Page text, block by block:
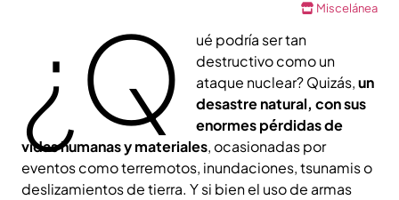
Miscelánea
¿Q
ué podría ser tan
destructivo como un
ataque nuclear? Quizás,un
desastre natural, con sus
enormes pérdidas de
vidas humanas y materiales, ocasionadas por
eventos como terremotos, inundaciones, tsunamis o
deslizamientos de tierra.​ Y si bien el uso de armas